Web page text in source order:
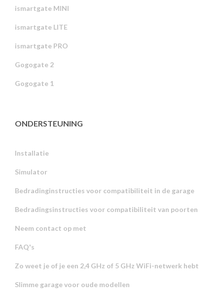
ismartgate MINI
ismartgate LITE
ismartgate PRO
Gogogate 2
Gogogate 1
ONDERSTEUNING
Installatie
Simulator
Bedradinginstructies voor compatibiliteit in de garage
Bedradingsinstructies voor compatibiliteit van poorten
Neem contact op met
FAQ's
Zo weet je of je een 2,4 GHz of 5 GHz WiFi-netwerk hebt
Slimme garage voor oude modellen